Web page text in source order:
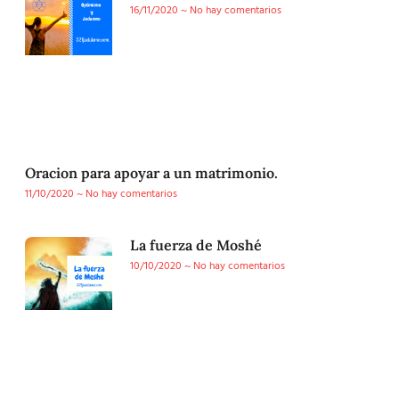
16/11/2020
No hay comentarios
Oracion para apoyar a un matrimonio.
11/10/2020
No hay comentarios
La fuerza de Moshé
10/10/2020
No hay comentarios